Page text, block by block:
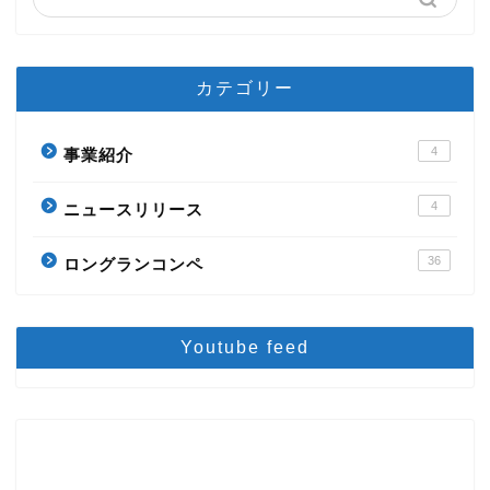
カテゴリー
事業紹介 4
ニュースリリース 4
ロングランコンペ 36
Youtube feed